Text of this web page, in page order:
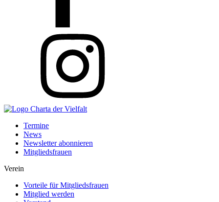
Termine
News
Newsletter abonnieren
Mitgliedsfrauen
Verein
Vorteile für Mitgliedsfrauen
Mitglied werden